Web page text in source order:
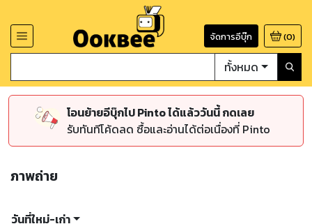
จัดการอีบุ๊ก (0)
ทั้งหมด
โอนย้ายอีบุ๊กไป Pinto ได้แล้ววันนี้ กดเลย
รับทันทีโค้ดลด ซื้อและอ่านได้ต่อเนื่องที่ Pinto
ภาพถ่าย
วันที่ใหม่-เก่า